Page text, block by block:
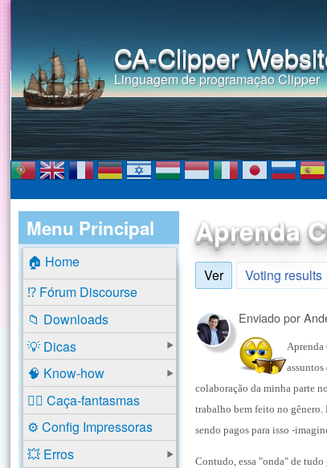
CA-Clipper
Linguagem de programação Clipper
Aprenda
Ver(aba ativa)
Voting results
Enviado por
colaboração da minha parte
trabalho bem feito no gênero.
sendopagos para isso -
Contudo, essa "onda" de
Menu Principal
🏠 Home
⁉️ Fórum Discourse
📁 Downloads
💡 Dicas
🧠 Know-how
🕵️‍♂️ Caça-fantasmas
⚙️ Config Impressoras
💥 Erros